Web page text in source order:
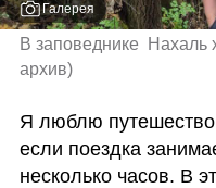
Галерея
В заповеднике
архив)
Я люблю
если поездка
несколько часов. В